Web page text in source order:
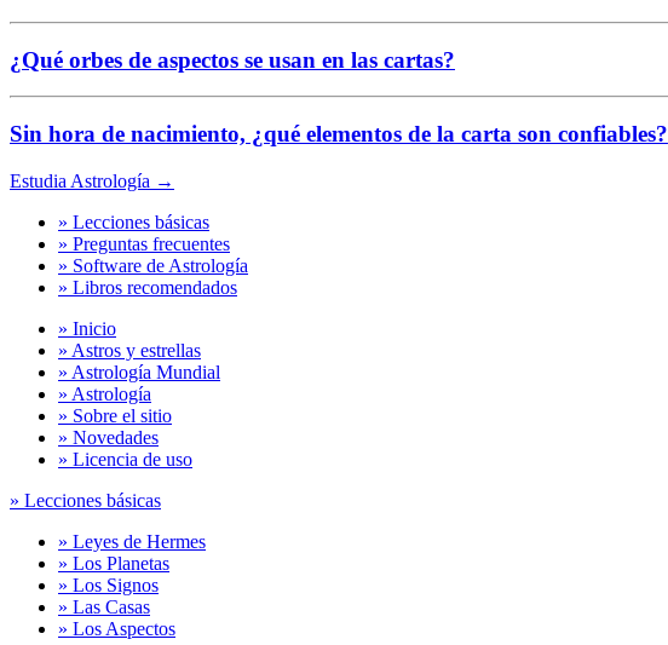
¿Qué orbes de aspectos se usan en las cartas?
Sin hora de nacimiento, ¿qué elementos de la carta son confiables?
Estudia Astrología →
» Lecciones básicas
» Preguntas frecuentes
» Software de Astrología
» Libros recomendados
» Inicio
» Astros y estrellas
» Astrología Mundial
» Astrología
» Sobre el sitio
» Novedades
» Licencia de uso
» Lecciones básicas
» Leyes de Hermes
» Los Planetas
» Los Signos
» Las Casas
» Los Aspectos